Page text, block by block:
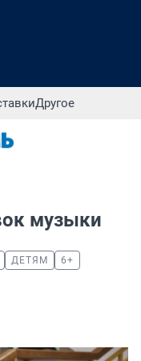
Другое
музыки
ДЕТЯМ 6+